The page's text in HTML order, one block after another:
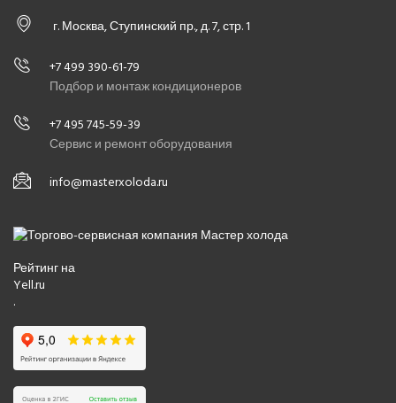
г. Москва, Ступинский пр., д. 7, стр. 1
+7 499 390-61-79
Подбор и монтаж кондиционеров
+7 495 745-59-39
Сервис и ремонт оборудования
info@masterxoloda.ru
Рейтинг на
Yell.ru
.